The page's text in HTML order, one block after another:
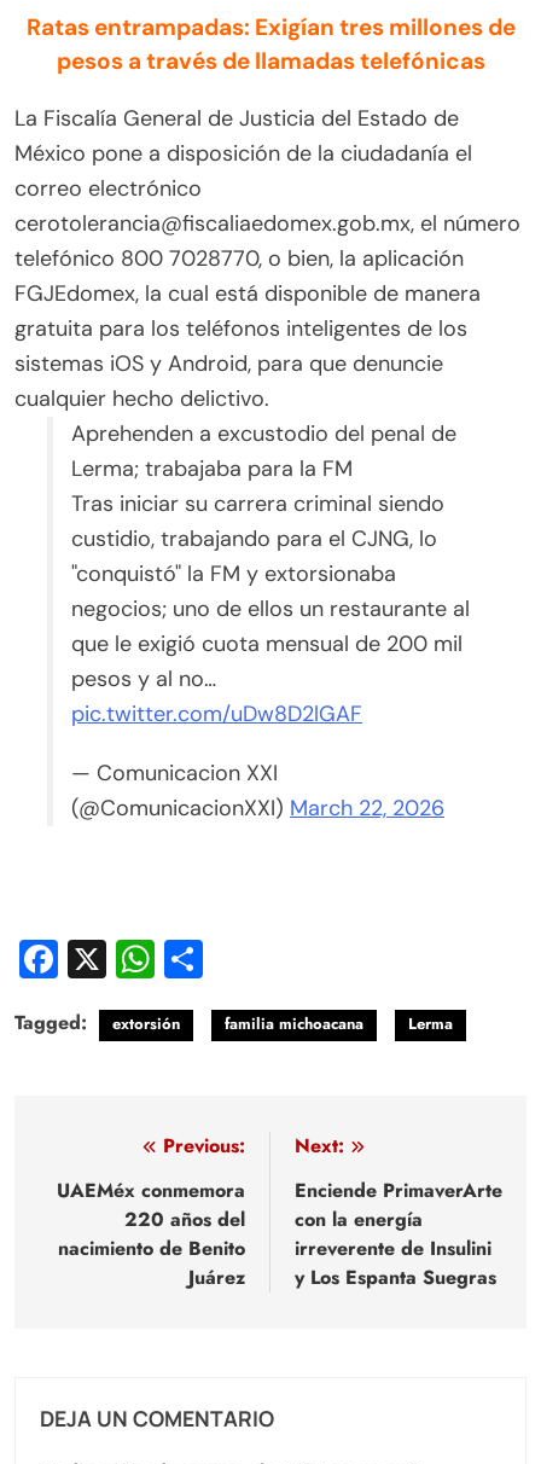
Ratas entrampadas: Exigían tres millones de
pesos a través de llamadas telefónicas
La Fiscalía General de Justicia del Estado de
México pone a disposición de la ciudadanía el
correo electrónico
cerotolerancia@fiscaliaedomex.gob.mx, el número
telefónico 800 7028770, o bien, la aplicación
FGJEdomex, la cual está disponible de manera
gratuita para los teléfonos inteligentes de los
sistemas iOS y Android, para que denuncie
cualquier hecho delictivo.
Aprehenden a excustodio del penal de
Lerma; trabajaba para la FM
Tras iniciar su carrera criminal siendo
custidio, trabajando para el CJNG, lo
"conquistó" la FM y extorsionaba
negocios; uno de ellos un restaurante al
que le exigió cuota mensual de 200 mil
pesos y al no…
pic.twitter.com/uDw8D2lGAF
— Comunicacion XXI
(@ComunicacionXXI) March 22, 2026
Facebook
X WhatsApp
Tagged: extorsión familia michoacana Lerma
Navegación
de
entradas
Previous:
UAEMéx conmemora
220 años del
nacimiento de Benito
Juárez
Next:
Enciende PrimaverArte
con la energía
irreverente de Insulini
y Los Espanta Suegras
DEJA UN COMENTARIO